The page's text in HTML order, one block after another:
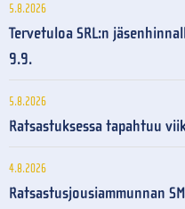
5.8.2026
Tervetuloa SRL:n
9.9.
5.8.2026
Ratsastuksessa tapahtuu
4.8.2026
Ratsastusjousiammunnan